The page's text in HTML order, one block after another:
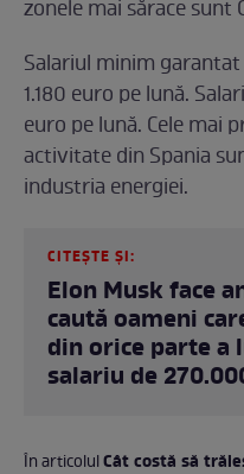
zonele mai sărace sunt
Salariul minim
1.180 euro pe lună.
euro pe lună. Cele mai
activitate din Spania
industria energiei.
CITEȘTE ȘI:
Elon Musk face
caută oameni
din orice parte a
salariu de
În articolulCât costă să